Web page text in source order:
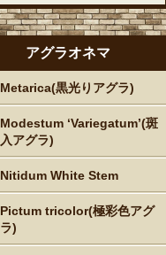
アグラオネマ
Metarica(黒光りアグラ)
Modestum ‘Variegatum’(斑
入アグラ)
Nitidum White Stem
Pictum tricolor(極彩色アグ
ラ)